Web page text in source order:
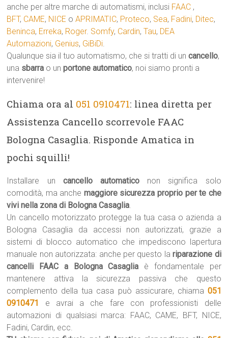
anche per altre marche di automatismi, inclusi FAAC ,
BFT, CAME, NICE oAPRIMATIC, Proteco, Sea, Fadini, Ditec,
Beninca, Erreka, Roger. Somfy, Cardin,Tau, DEA
Automazioni, Genius, GiBiDi.
Qualunque sia il tuo automatismo, che si tratti di uncancello,
una sbarra o unportone automatico, noi siamo pronti a
intervenire!
Chiama ora al 051 0910471: linea diretta per
Assistenza Cancello scorrevole FAAC
Bologna Casaglia. Risponde Amatica in
pochi squilli!
Installare un cancello automatico non significa solo
comodità, ma anche maggiore sicurezza proprio per te che
vivi nella zona di Bologna Casaglia.
Un cancello motorizzato protegge la tua casa o azienda a
Bologna Casaglia da accessi non autorizzati, grazie a
sistemi di blocco automatico che impediscono lapertura
manuale non autorizzata: anche per questo lariparazione di
cancelli FAAC a Bologna Casaglia è fondamentale per
mantenere attiva la sicurezza passiva che questo
complemento della tua casa può assicurare, chiama 051
0910471
e avrai a che fare con professionisti delle
automazioni di qualsiasi marca: FAAC, CAME, BFT, NICE,
Fadini, Cardin, ecc.